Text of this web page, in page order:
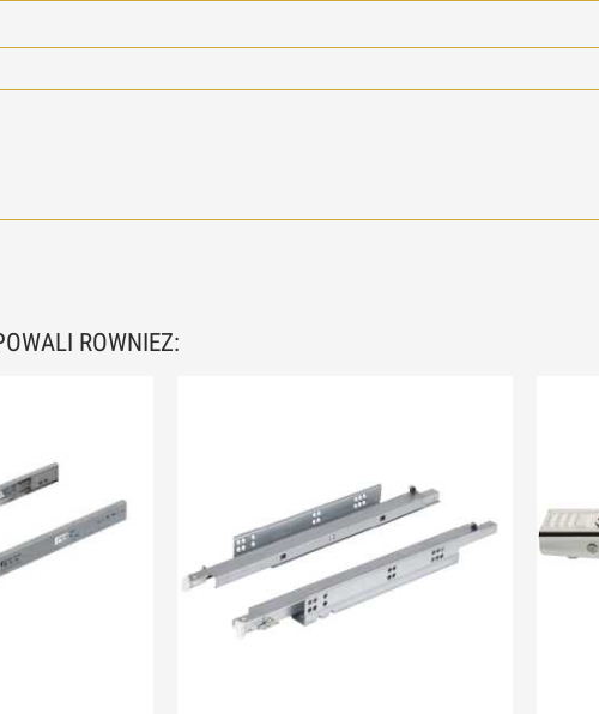
ROWNIEZ: